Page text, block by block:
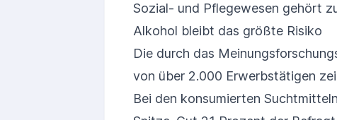
Sozial- und Pflegewesen gehört
Alkohol bleibt das größte Risiko
Die durch das
von über 2.000 Erwerbstätigen
Bei den konsumierten